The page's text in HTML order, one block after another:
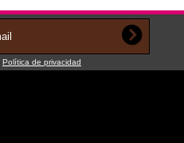
Política de privacidad